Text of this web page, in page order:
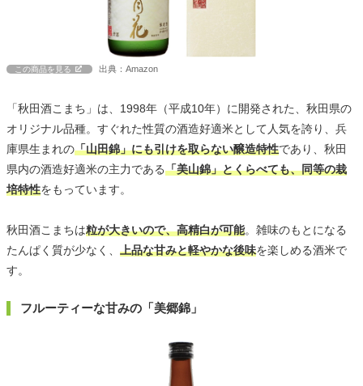
この商品を見る 出典：Amazon
「秋田酒こまち」は、1998年（平成10年）に開発された、秋田県の
オリジナル品種。すぐれた性質の酒造好適米として人気を誇り、兵
庫県生まれの「山田錦」にも引けを取らない醸造特性であり、秋田
県内の酒造好適米の主力である「美山錦」とくらべても、同等の栽
培特性をもっています。
秋田酒こまちは粒が大きいので、高精白が可能。雑味のもとになる
たんぱく質が少なく、 上品な甘みと軽やかな後味を楽しめる酒米で
す。
フルーティーな甘みの「美郷錦」